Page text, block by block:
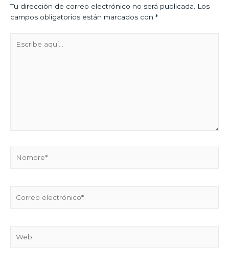
Tu dirección de correo electrónico no será publicada. Los
campos obligatorios están marcados con *